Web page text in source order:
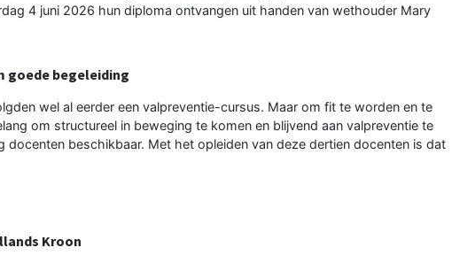
4 juni 2026 hun diploma ontvangen uit handen van wethouder Mary
goede begeleiding
wel al eerder een valpreventie-cursus. Maar om fit te worden en te
om structureel in beweging te komen en blijvend aan valpreventie te
docenten beschikbaar. Met het opleiden van deze dertien docenten is dat
Kroon